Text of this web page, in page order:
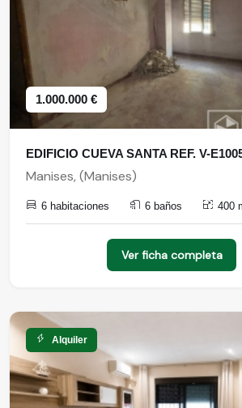
1.000.000 €
EDIFICIO CUEVA SANTA REF. V-
Manises, (Manises)
6 habitaciones 6 baños 400
Ver ficha completa
Alquiler